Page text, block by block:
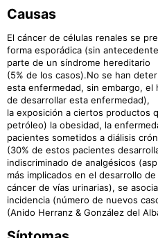
Causas
El cáncer de células renales se
forma esporádica (sin
parte de un síndrome hereditario
(5% de los casos).No se han
esta enfermedad, sin embargo,
de desarrollar esta enfermedad),
la exposición a ciertos productos
petróleo) la obesidad, la
pacientes sometidos a diálisis
(30% de estos pacientes
indiscriminado de analgésicos
más implicados en el desarrollo de
cáncer de vías urinarias), se
incidencia (número de nuevos
(Anido Herranz & González del